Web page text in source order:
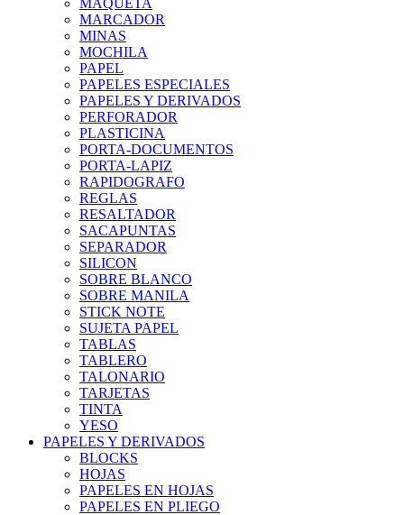
MAQUETA
MARCADOR
MINAS
MOCHILA
PAPEL
PAPELES ESPECIALES
PAPELES Y DERIVADOS
PERFORADOR
PLASTICINA
PORTA-DOCUMENTOS
PORTA-LAPIZ
RAPIDOGRAFO
REGLAS
RESALTADOR
SACAPUNTAS
SEPARADOR
SILICON
SOBRE BLANCO
SOBRE MANILA
STICK NOTE
SUJETA PAPEL
TABLAS
TABLERO
TALONARIO
TARJETAS
TINTA
YESO
PAPELES Y DERIVADOS
BLOCKS
HOJAS
PAPELES EN HOJAS
PAPELES EN PLIEGO